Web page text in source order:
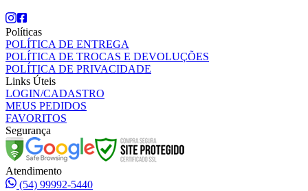
Políticas
POLÍTICA DE ENTREGA
POLÍTICA DE TROCAS E DEVOLUÇÕES
POLÍTICA DE PRIVACIDADE
Links Úteis
LOGIN/CADASTRO
MEUS PEDIDOS
FAVORITOS
Segurança
Atendimento
(54) 99992-5440